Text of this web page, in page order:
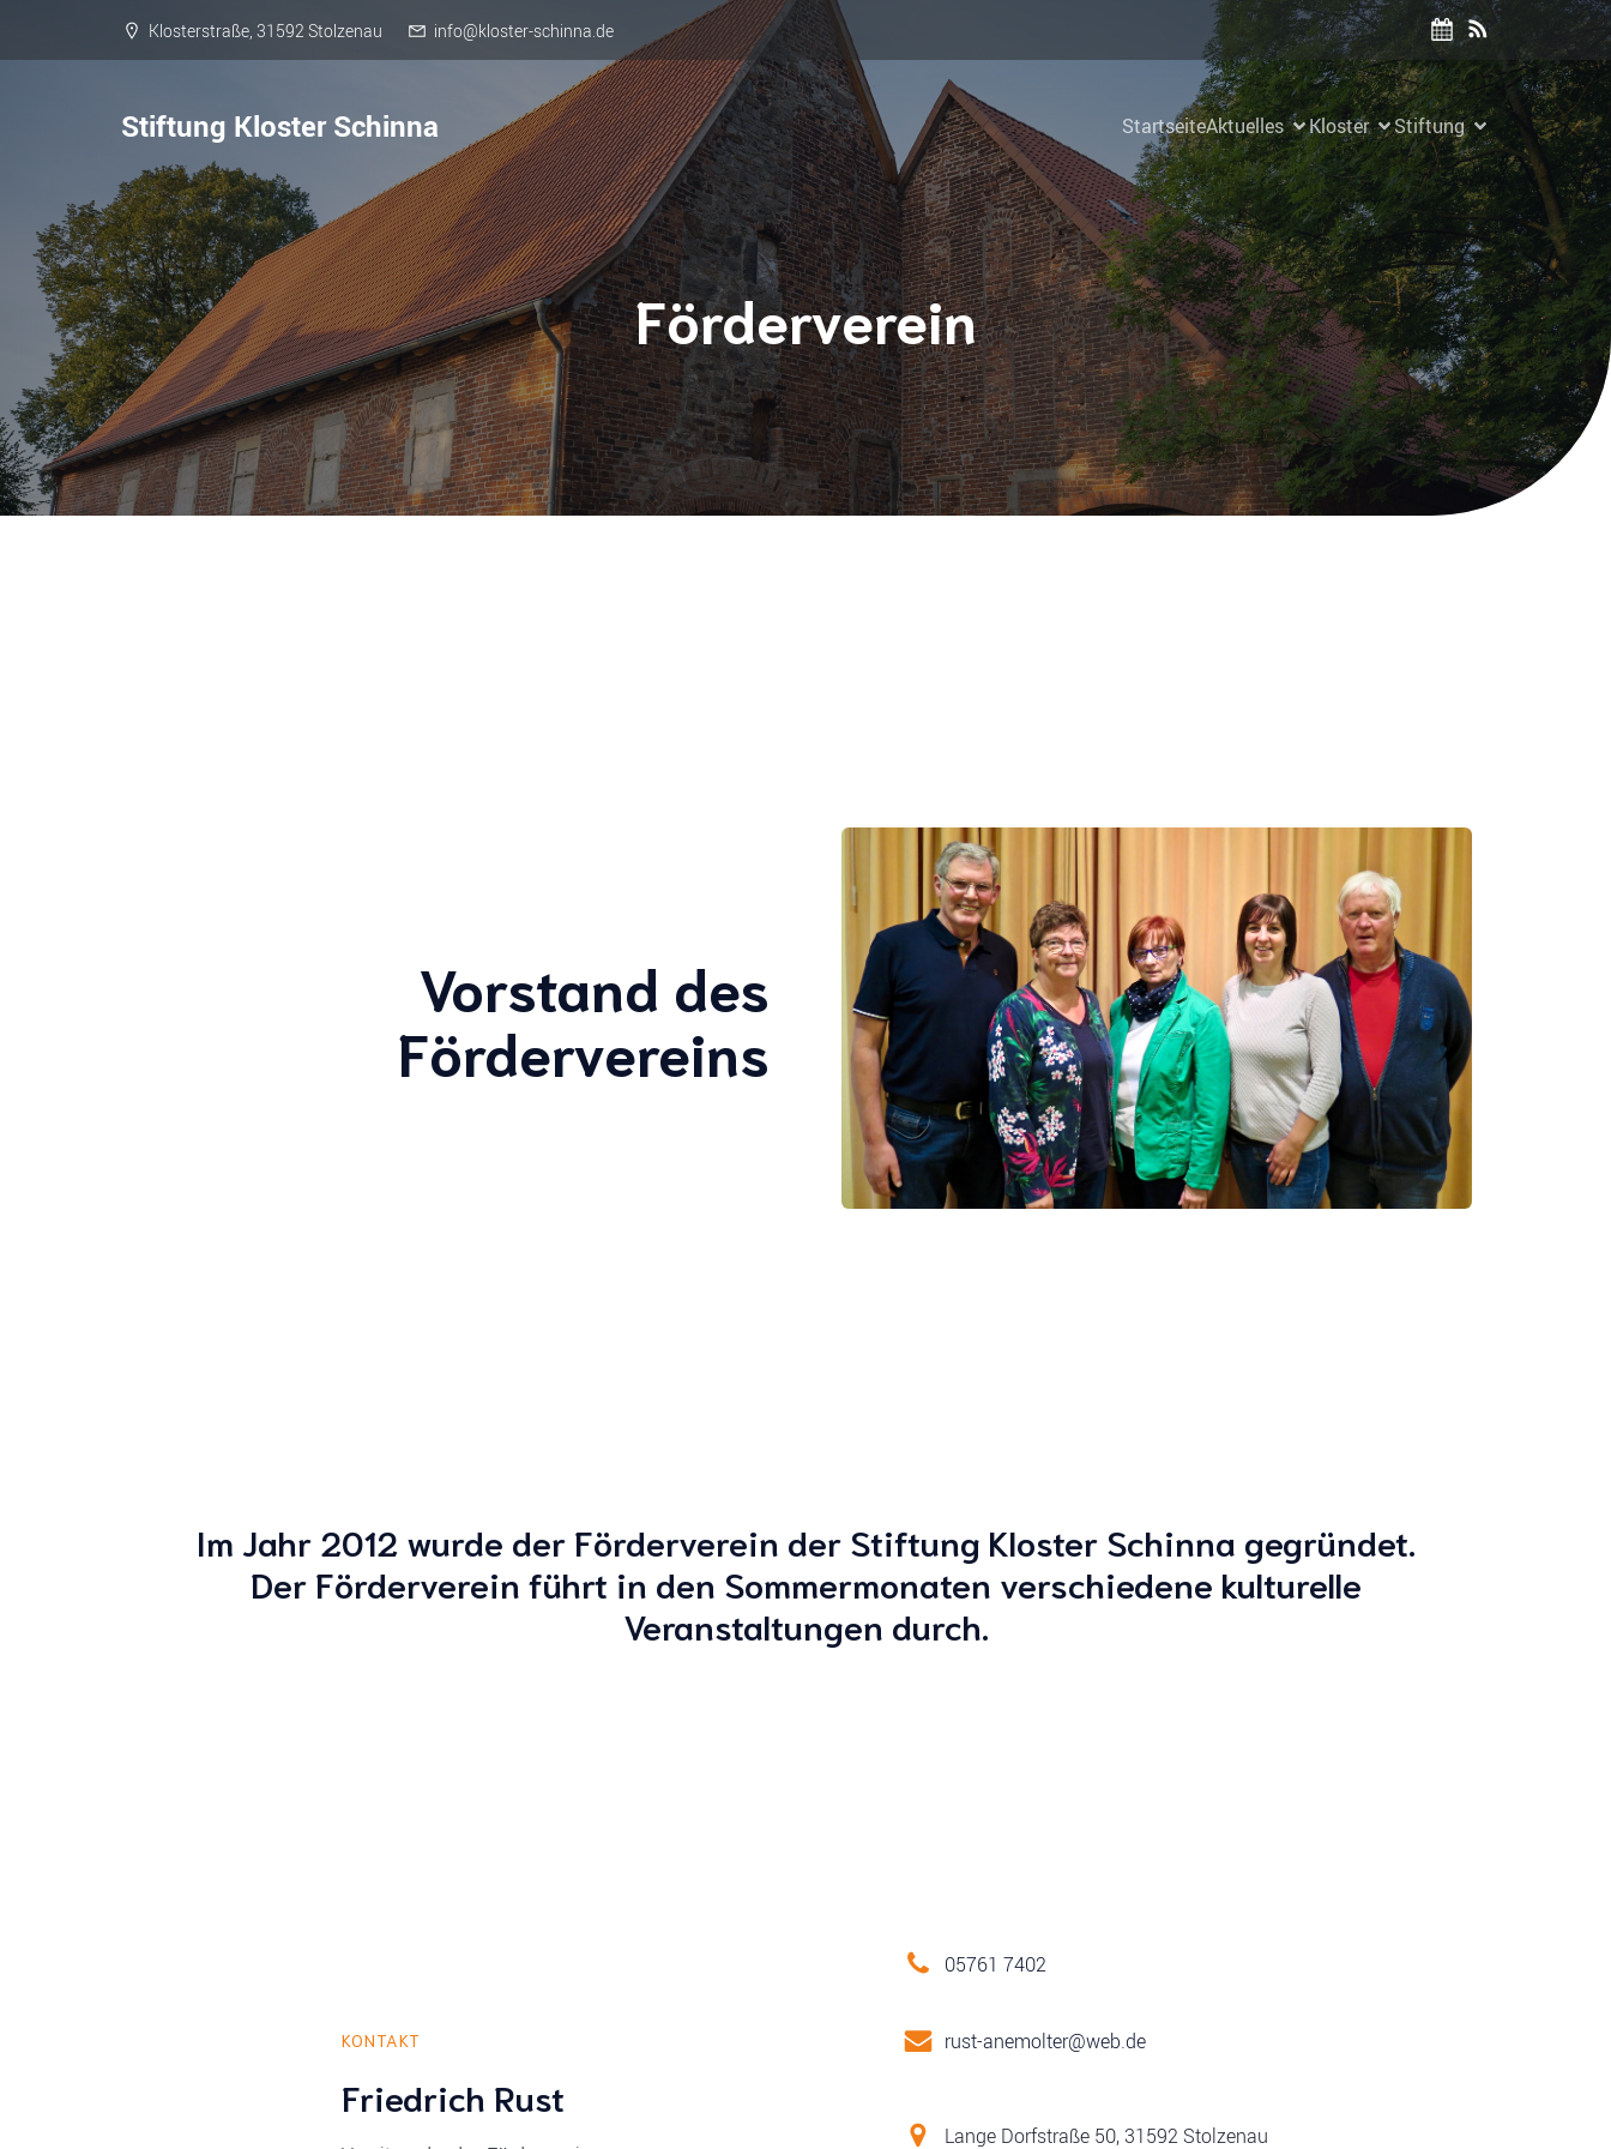
Klosterstraße, 31592 Stolzenau info@kloster-schinna.de
Stiftung Kloster Schinna StartseiteAktuelles Kloster Stiftung
Förderverein
Vorstand des
Fördervereins
Im Jahr 2012 wurde der Förderverein der Stiftung Kloster Schinna gegründet.
Der Förderverein führt in den Sommermonaten verschiedene kulturelle
Veranstaltungen durch.
KONTAKT
Friedrich Rust
05761 7402
rust-anemolter@web.de
Lange Dorfstraße 50, 31592 Stolzenau